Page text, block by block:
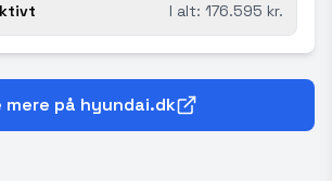
I alt: 176.595 kr.
mere på hyundai.dk